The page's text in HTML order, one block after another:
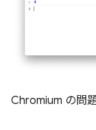
Chromium の問